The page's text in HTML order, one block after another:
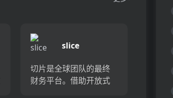
slice
切片是全球团队的最终
财务平台。借助开放式